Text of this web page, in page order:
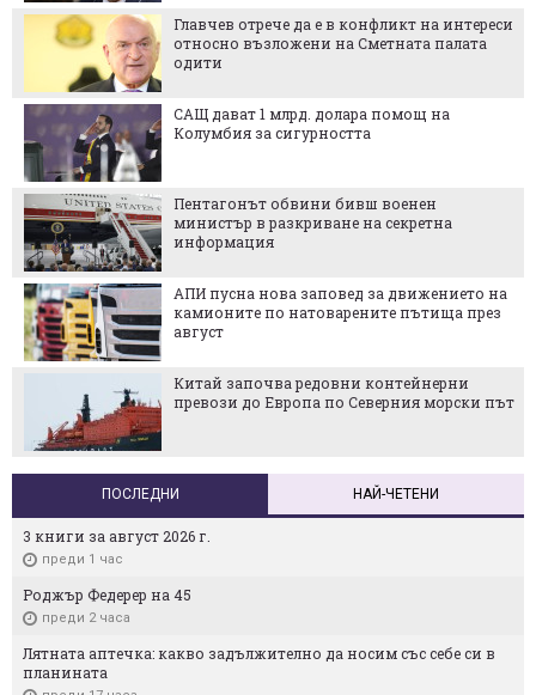
"ВЕИ и батериите вече са част от
решението": Как България печели от кризата
с Дунав
В сделка за €50 милиона: Един от
собствениците продава дела си в
Законопроект за гигантски глоби вдига
дрон сектора на бунт
Европа получава 66 нови сателита за
отбрана и спешно реагиране
Милиарди евро субсидии, но малко
желаещи: Парадоксът на европейската
ПОСЛЕДНИ НАЙ-ЧЕТЕНИ
3 книги за август 2026 г.
преди 1 час
Роджър Федерер на 45
преди 2 часа
Лятната аптечка: какво задължително да носим със себе си в
планината